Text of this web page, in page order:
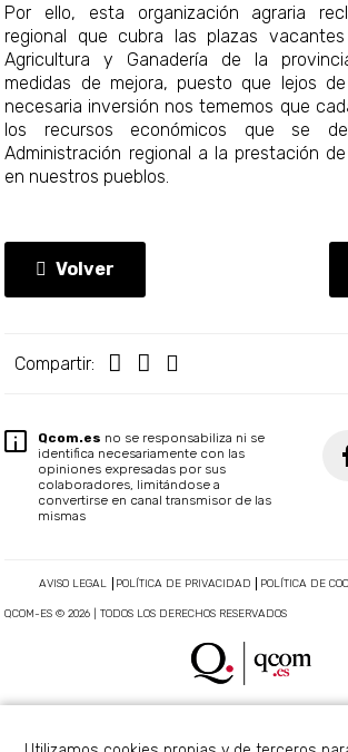
Por ello, esta organización agraria
regional que cubra las plazas
Agricultura y Ganadería de la
medidas de mejora, puesto que lejos
necesaria inversión nos tememos que
los recursos económicos que se
Administración regional a la prestación
en nuestros pueblos.
Volver
Compartir:
Qcom.es no se responsabiliza ni se
identifica necesariamente con las
opiniones expresadas por sus
colaboradores, limitándose a
convertirse en canal transmisor de las
mismas
AVISO LEGAL POLÍTICA DE PRIVACIDAD POLÍTICA DE
QCOM-ES © 2026 | TODOS LOS DERECHOS RESERVADOS